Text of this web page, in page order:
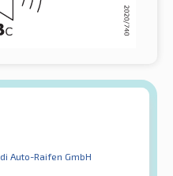
di Auto-Raifen GmbH